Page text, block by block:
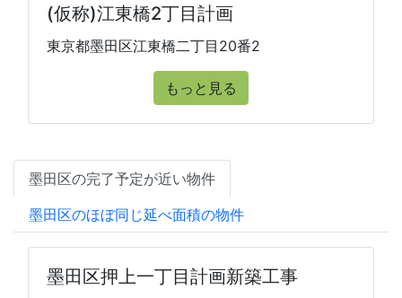
(仮称)江東橋2丁目計画
東京都墨田区江東橋二丁目20番2
もっと見る
墨田区の完了予定が近い物件
墨田区のほぼ同じ延べ面積の物件
墨田区押上一丁目計画新築工事